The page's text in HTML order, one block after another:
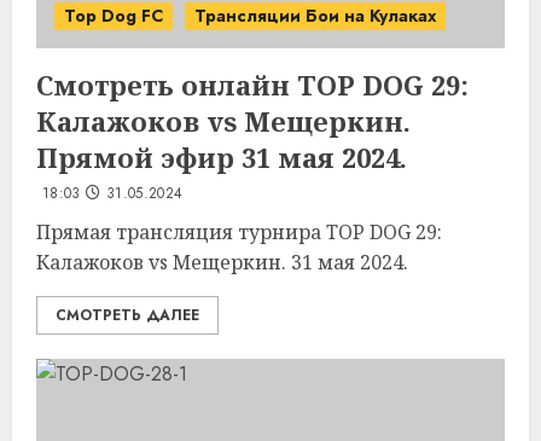
Top Dog FC Трансляции Бои на Кулаках
Смотреть онлайн TOP DOG 29:
Калажоков vs Мещеркин.
Прямой эфир 31 мая 2024.
18:03 31.05.2024
Прямая трансляция турнира TOP DOG 29:
Калажоков vs Мещеркин. 31 мая 2024.
СМОТРЕТЬ ДАЛЕЕ